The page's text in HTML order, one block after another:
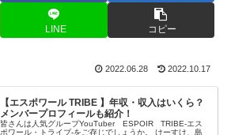
LINE コピー
2022.06.28 2022.10.17
【エスポワール TRIBE 】年収・収入はいくら？
メンバープロフィールも紹介！
皆さんは人気グループYouTuber ESPOIR TRIBE‐エス
ポワール・トライブ‐をご存じでしょうか。 けーすけ、島